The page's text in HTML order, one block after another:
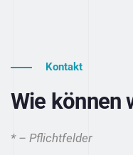
Kontakt
Wie können
* – Pflichtfelder